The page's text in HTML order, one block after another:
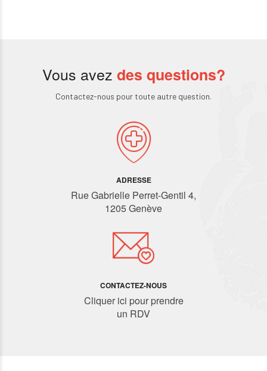
Vous avez des questions?
Contactez-nous pour toute autre question.
ADRESSE
Rue Gabrielle Perret-Gentil 4,
1205 Genève
CONTACTEZ-NOUS
Cliquer ici pour prendre
un RDV